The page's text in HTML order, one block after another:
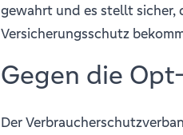
gewahrt und es stellt sicher,
Versicherungsschutz
Gegen die
Der